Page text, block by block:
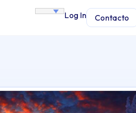
Log In Contacto